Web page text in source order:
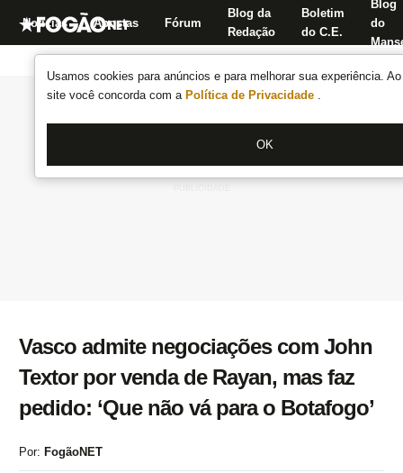
Usamos cookies para anúncios e para melhorar sua experiência.
site você concorda com a Política de Privacidade .
OK
Notícias Apostas Fórum
Blog da
Redação
Boletim
do C.E.
Blog
do
Vasco admite negociações com John
Textor por venda de Rayan, mas faz
pedido: ‘Que não vá para o Botafogo’
Por: FogãoNET